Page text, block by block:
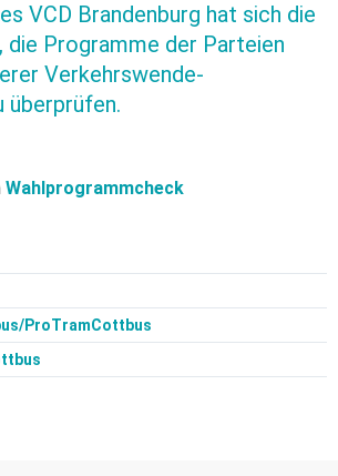
VCD Brandenburg hat sich die
die Programme der Parteien
Verkehrswende-
überprüfen.
Wahlprogrammcheck
ProTramCottbus